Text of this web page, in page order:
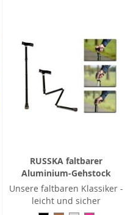
RUSSKA faltbarer
Aluminium-Gehstock
Unsere faltbaren Klassiker -
leicht und sicher